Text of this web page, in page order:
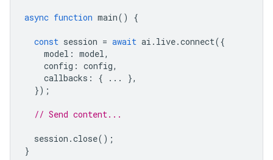
async function main() {
const session = await ai . live.connect({
model : model,
config : config,
callbacks : { ...
},
});
// Send content...
session .close();
}